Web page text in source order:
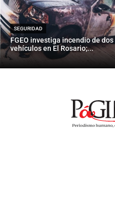
SEGURIDAD
FGEO investiga incendio de dos
vehículos en El Rosario;...